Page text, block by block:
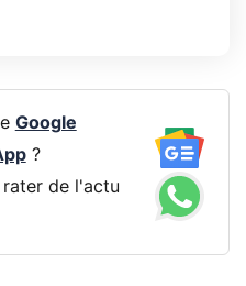
Google
?
rater de l'actu